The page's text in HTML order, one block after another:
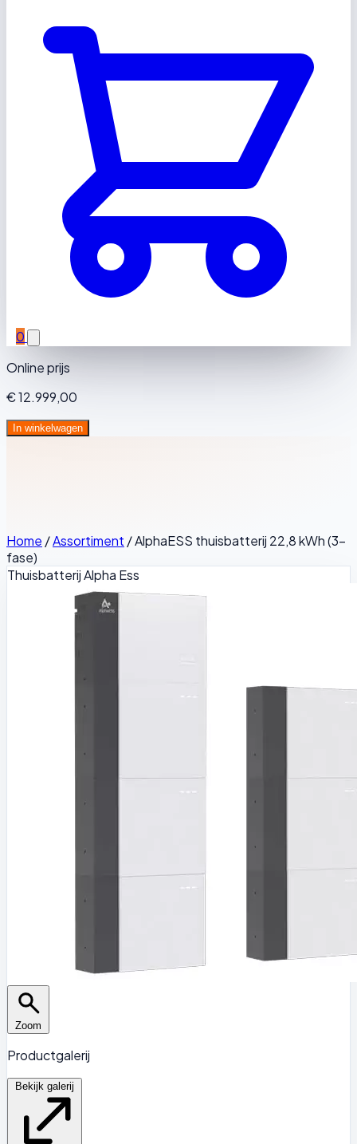
0
Online prijs
€ 12.999,00
In winkelwagen
Home /Assortiment /AlphaESS thuisbatterij 22,8 kWh (3-
fase)
ThuisbatterijAlpha Ess
Zoom
Productgalerij
Bekijk galerij